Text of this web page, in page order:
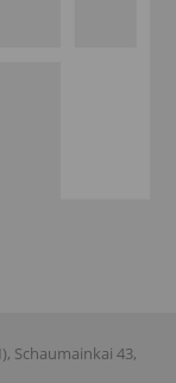
Schaumainkai 43,